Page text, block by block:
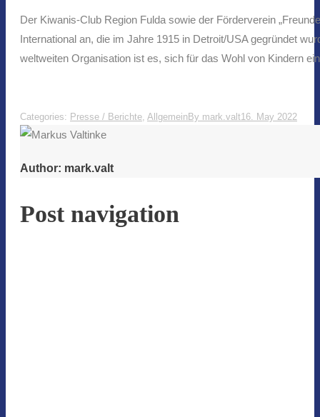
Der Kiwanis-Club Region Fulda sowie der Förderverein
International an, die im Jahre 1915 in Detroit/USA gegründet
weltweiten Organisation ist es, sich für das Wohl von Kindern
Categories: Presse / Berichte, AllgemeinBy mark.valt16. May 2022
Author: mark.valt
Post navigation